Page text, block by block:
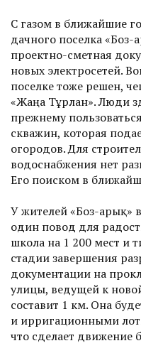
С газом в ближайшие
дачного поселка «Боз-
проектно-сметная
новых электросетей.
поселке тоже решен,
«Жаңа Тұрлан». Люди
прежнему
скважин, которая
огородов. Для
водоснабжения нет
Его поиском в
У жителей «Боз-арық»
один повод для
школа на 1 200 мест и
стадии завершения
документации на
улицы, ведущей к
составит 1 ­км. Она
и ирригационными
что сделает движение